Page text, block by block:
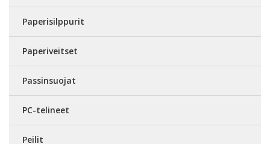
Paperisilppurit
Paperiveitset
Passinsuojat
PC-telineet
Peilit